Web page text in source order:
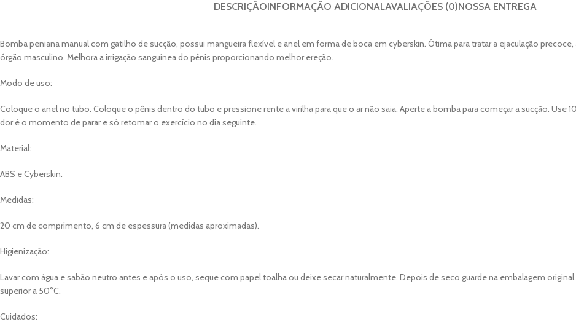
DESCRIÇÃOINFORMAÇÃO ADICIONALAVALIAÇÕES (0)NOSSA ENTREGA
Bomba peniana manual com gatilho de sucção, possui mangueira flexível e anel em forma de boca em cyberskin. Ótima para tratar a ejaculação
órgão masculino. Melhora a irrigação sanguínea do pênis proporcionando melhor ereção.
Modo de uso:
Coloque o anel no tubo. Coloque o pênis dentro do tubo e pressione rente a virilha para que o ar não saia. Aperte a bomba para começar a sucção. Use
dor é o momento de parar e só retomar o exercício no dia seguinte.
Material:
ABS e Cyberskin.
Medidas:
20 cm de comprimento, 6 cm de espessura (medidas aproximadas).
Higienização:
Lavar com água e sabão neutro antes e após o uso, seque com papel toalha ou deixe secar naturalmente. Depois de seco guarde na embalagem
superior a 50°C.
Cuidados: